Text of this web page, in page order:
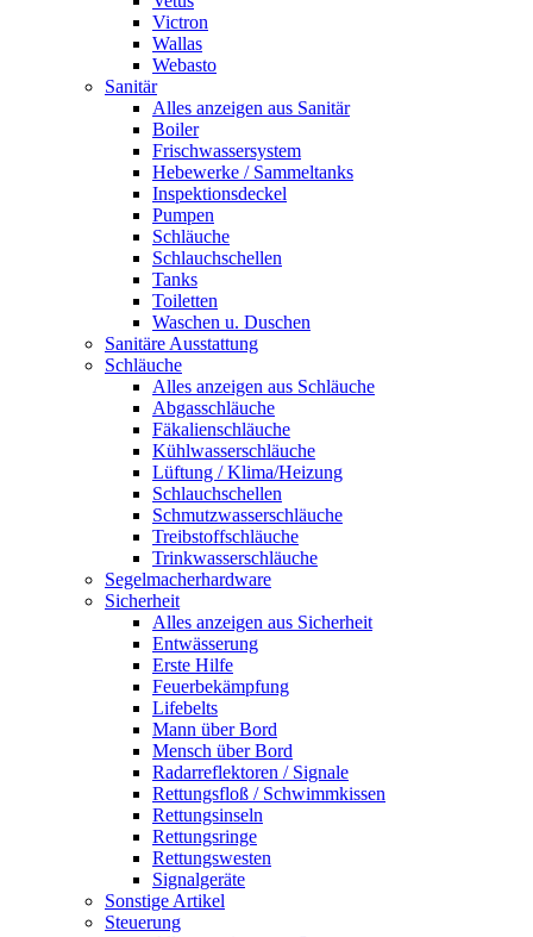
Victron
Wallas
Webasto
Sanitär
Alles anzeigen aus Sanitär
Boiler
Frischwassersystem
Hebewerke / Sammeltanks
Inspektionsdeckel
Pumpen
Schläuche
Schlauchschellen
Tanks
Toiletten
Waschen u. Duschen
Sanitäre Ausstattung
Schläuche
Alles anzeigen aus Schläuche
Abgasschläuche
Fäkalienschläuche
Kühlwasserschläuche
Lüftung / Klima/Heizung
Schlauchschellen
Schmutzwasserschläuche
Treibstoffschläuche
Trinkwasserschläuche
Segelmacherhardware
Sicherheit
Alles anzeigen aus Sicherheit
Entwässerung
Erste Hilfe
Feuerbekämpfung
Lifebelts
Mann über Bord
Mensch über Bord
Radarreflektoren / Signale
Rettungsfloß / Schwimmkissen
Rettungsinseln
Rettungsringe
Rettungswesten
Signalgeräte
Sonstige Artikel
Steuerung